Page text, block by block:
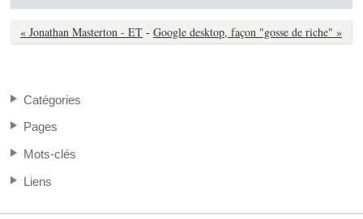
« Jonathan Masterton - ET - Google desktop, façon "gosse de riche" »
Catégories
Pages
Mots-clés
Liens